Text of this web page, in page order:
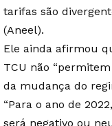
tarifas são
(Aneel).
Ele ainda afirmou
TCU não
da mudança do
“Para o ano de
será negativo ou